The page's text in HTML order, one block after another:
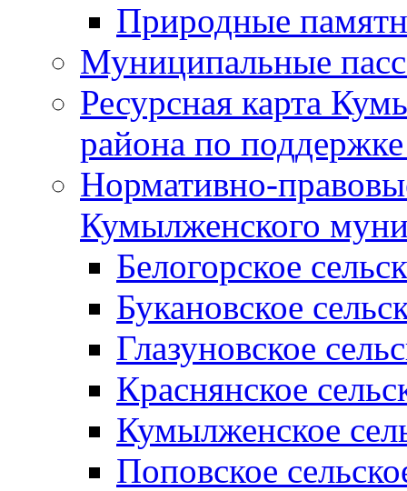
Природные
Муниципальные
Ресурсная карта
района по
Нормативно-
Кумылженского
Белогорское
Букановское
Глазуновское
Краснянское
Кумылженское
Поповское